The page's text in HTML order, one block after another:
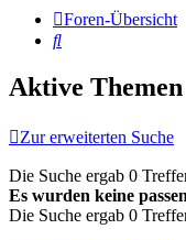
Foren-Übersicht
Suche
Aktive Themen
Zur erweiterten Suche
Die Suche ergab 0
Es wurden keine
Die Suche ergab 0